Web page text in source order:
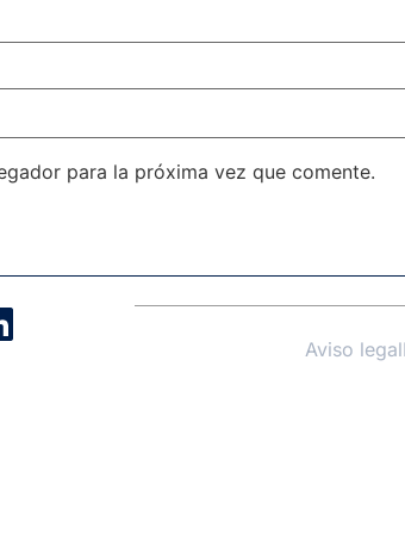
para la próxima vez que comente.
Aviso legal